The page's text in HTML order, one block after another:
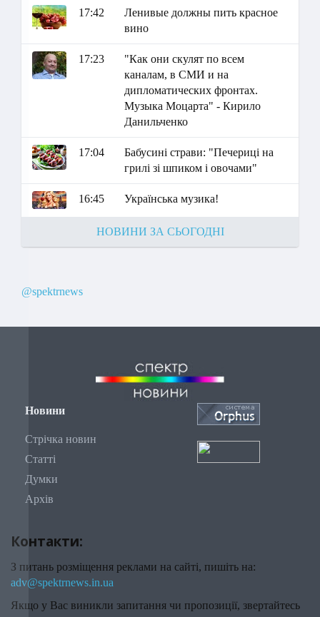
17:42
Ленивые должны пить красное
вино
17:23
"Как они скулят по всем
каналам, в СМИ и на
дипломатических фронтах.
Музыка Моцарта" - Кирило
Данильченко
17:04
Бабусині страви: "Печериці на
грилі зі шпиком і овочами"
16:45 Українська музика!
НОВИНИ ЗА СЬОГОДНІ
@spektrnews
Новини
Стрічка новин
Статті
Думки
Архів
Контакти:
З питань розміщення реклами на сайті, пишіть на:
adv@spektrnews.in.ua
Якщо у Вас виникли запитання чи пропозиції, звертайтесь